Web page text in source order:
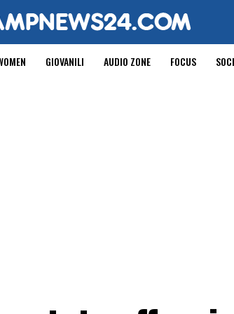
GIOVANILI AUDIO ZONE FOCUS